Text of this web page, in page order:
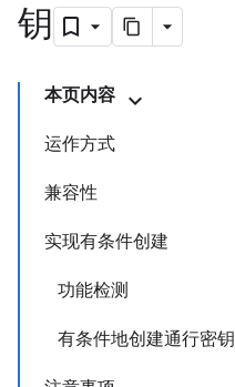
钥
本页内容
运作方式
兼容性
实现有条件创建
功能检测
有条件地创建通行密钥